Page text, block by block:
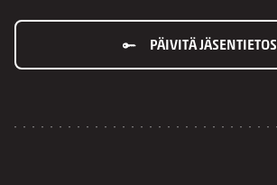
PÄIVITÄ JÄSENTIETOSI